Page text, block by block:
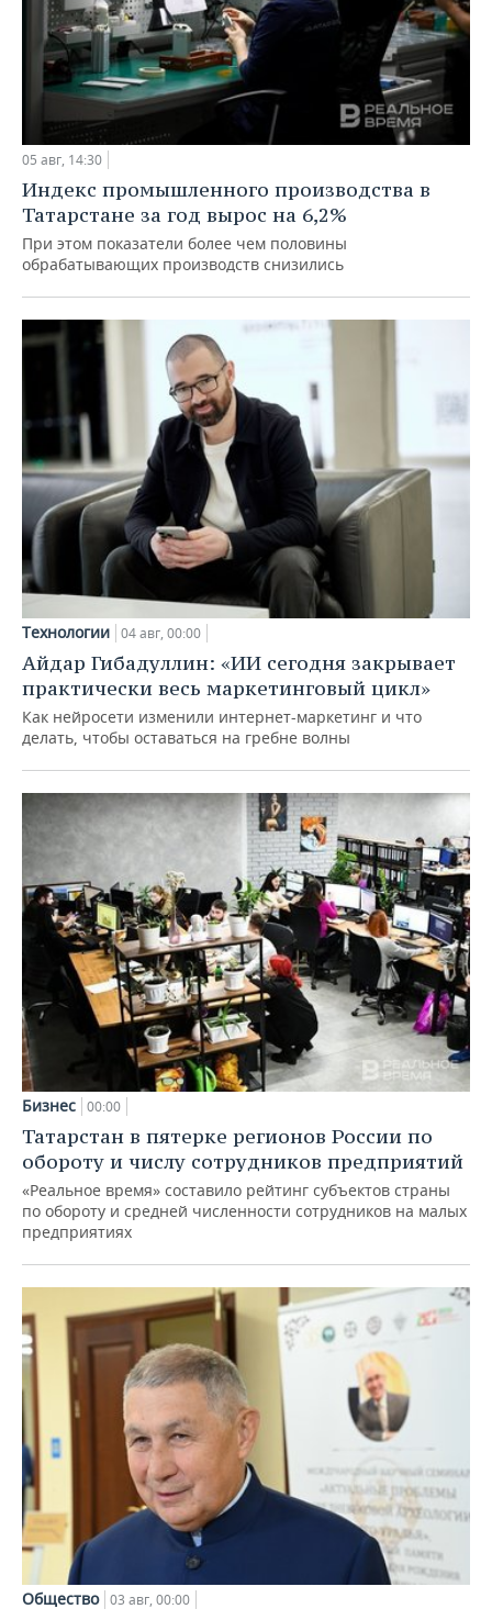
05 авг, 14:30
Индекс промышленного производства в
Татарстане за год вырос на 6,2%
При этом показатели более чем половины
обрабатывающих производств снизились
Технологии 04 авг, 00:00
Айдар Гибадуллин: «ИИ сегодня закрывает
практически весь маркетинговый цикл»
Как нейросети изменили интернет-маркетинг и что
делать, чтобы оставаться на гребне волны
Бизнес 00:00
Татарстан в пятерке регионов России по
обороту и числу сотрудников предприятий
«Реальное время» составило рейтинг субъектов страны
по обороту и средней численности сотрудников на малых
предприятиях
Общество 03 авг, 00:00